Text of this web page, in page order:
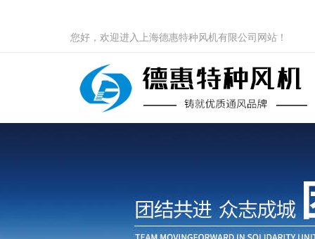
您好，欢迎进入上海德惠特种风机有限公司网站！